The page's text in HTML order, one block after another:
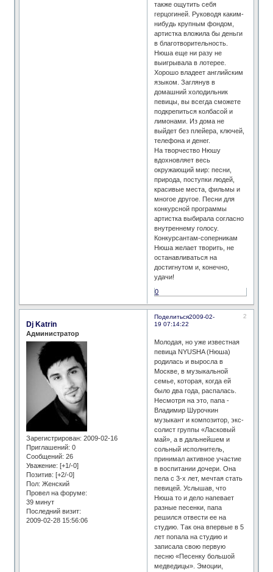
также ощутить себя
герцогиней. Руководя каким-
нибудь крупным фондом,
артистка вложила бы деньги
в благотворительность.
Нюша еще ни разу не
выигрывала в лотерее.
Хорошо владеет английским
языком. Заглянув в
домашний холодильник
певицы, вы всегда сможете
подкрепиться колбасой и
лимонами. Из дома не
выйдет без плейера, ключей,
телефона и денег.
На творчество Нюшу
вдохновляет весь
окружающий мир: песни,
природа, поступки людей,
красивые места, фильмы и
многое другое. Песни для
конкурсной программы
артистка выбирала согласно
внутреннему голосу.
Конкурсантам-соперникам
Нюша желает творить, не
останавливаться на
достигнутом и, конечно,
удачи!
0
Поделиться 2
2009-02-
19 07:14:22
Dj Katrin
Администратор
Зарегистрирован: 2009-02-16
Приглашений: 0
Сообщений: 26
Уважение: [+1/-0]
Позитив: [+2/-0]
Пол: Женский
Провел на форуме:
39 минут
Последний визит:
2009-02-28 15:56:06
Молодая, но уже известная
певица NYUSHA (Нюша)
родилась и выросла в
Москве, в музыкальной
семье, которая, когда ей
было два года, распалась.
Несмотря на это, папа -
Владимир Шурочкин
музыкант и композитор, экс-
солист группы «Ласковый
май», а в дальнейшем и
сольный исполнитель,
принимал активное участие
в воспитании дочери. Она
пела с 3-х лет, мечтая стать
певицей. Услышав, что
Нюша то и дело напевает
разные песенки, папа
решился отвести ее на
студию. Так она впервые в 5
лет попала на студию и
записала свою первую
песню «Песенку большой
медведицы». Эмоции,